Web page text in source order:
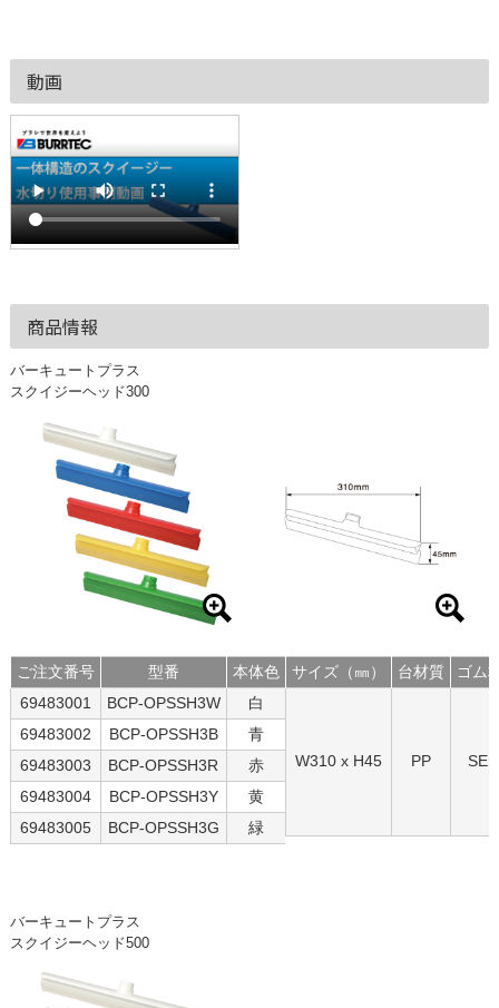
動画
商品情報
バーキュートプラス
スクイジーヘッド300
ご注文番号 型番
本体色
69483001
BCP-OPSSH3W
白
69483002
BCP-OPSSH3B
青
69483003
BCP-OPSSH3R
赤
69483004
BCP-OPSSH3Y
黄
69483005
BCP-OPSSH3G 緑
サイズ（㎜） 台材質 ゴム
W310 x H45 PP
バーキュートプラス
スクイジーヘッド500